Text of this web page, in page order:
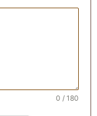
0 / 180